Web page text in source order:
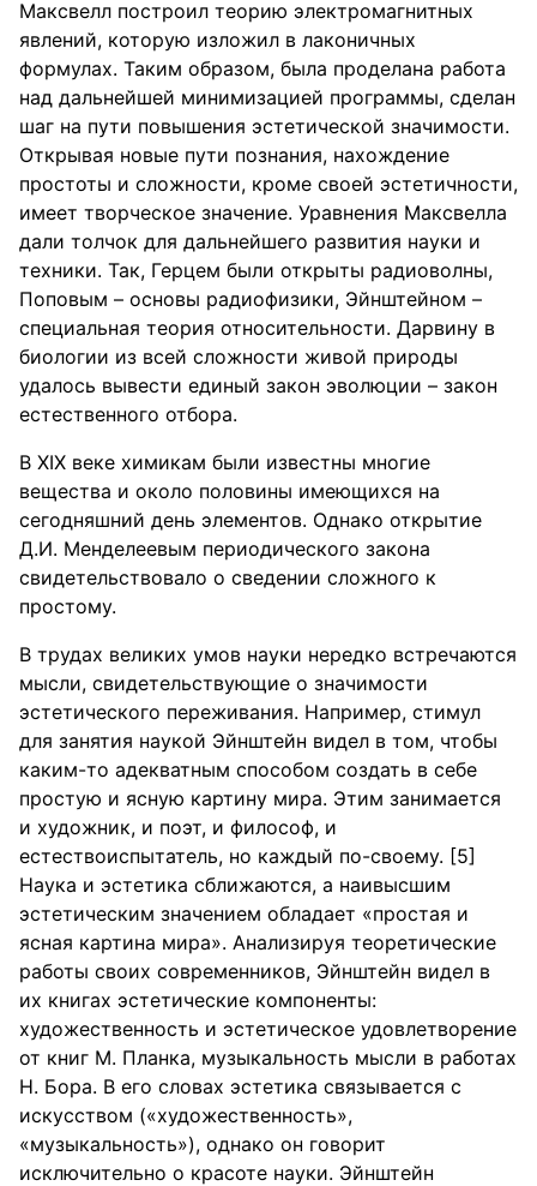
Максвелл построил теорию электромагнитных
явлений, которую изложил в лаконичных
формулах. Таким образом, была проделана работа
над дальнейшей минимизацией программы, сделан
шаг на пути повышения эстетической значимости.
Открывая новые пути познания, нахождение
простоты и сложности, кроме своей эстетичности,
имеет творческое значение. Уравнения Максвелла
дали толчок для дальнейшего развития науки и
техники. Так, Герцем были открыты радиоволны,
Поповым – основы радиофизики, Эйнштейном –
специальная теория относительности. Дарвину в
биологии из всей сложности живой природы
удалось вывести единый закон эволюции – закон
естественного отбора.
В XIX веке химикам были известны многие
вещества и около половины имеющихся на
сегодняшний день элементов. Однако открытие
Д.И. Менделеевым периодического закона
свидетельствовало о сведении сложного к
простому.
В трудах великих умов науки нередко встречаются
мысли, свидетельствующие о значимости
эстетического переживания. Например, стимул
для занятия наукой Эйнштейн видел в том, чтобы
каким-то адекватным способом создать в себе
простую и ясную картину мира. Этим занимается
и художник, и поэт, и философ, и
естествоиспытатель, но каждый по-своему. [5]
Наука и эстетика сближаются, а наивысшим
эстетическим значением обладает «простая и
ясная картина мира». Анализируя теоретические
работы своих современников, Эйнштейн видел в
их книгах эстетические компоненты:
художественность и эстетическое удовлетворение
от книг М. Планка, музыкальность мысли в работах
Н. Бора. В его словах эстетика связывается с
искусством («художественность»,
«музыкальность»), однако он говорит
исключительно о красоте науки. Эйнштейн